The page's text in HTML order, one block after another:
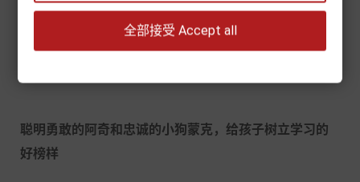
精细画面，一张纸上的画像、一段神奇的预言、地板上
聪明勇敢的阿奇和忠诚的小狗蒙克，给孩子树立学习的
好榜样
全部接受 Accept all